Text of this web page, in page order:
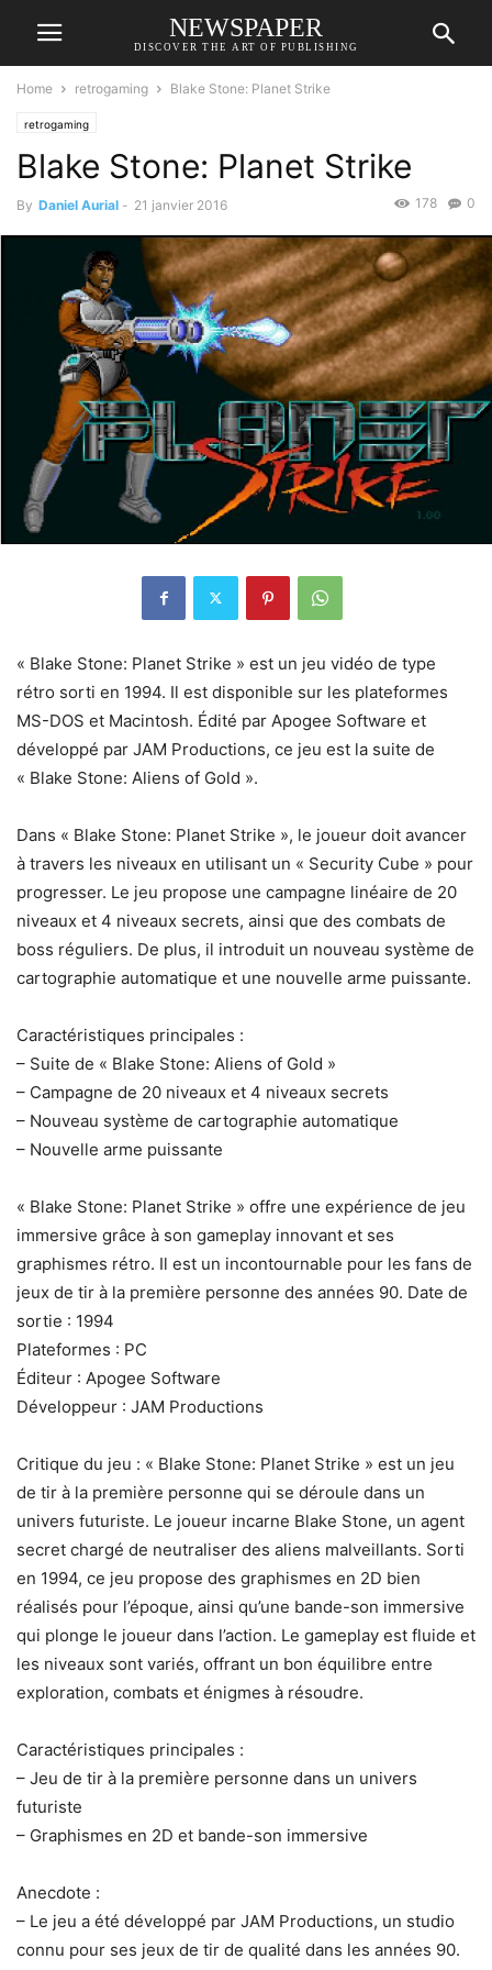
NEWSPAPER
DISCOVER THE ART OF PUBLISHING
Home retrogaming Blake Stone: Planet Strike
retrogaming
Blake Stone: Planet Strike
By Daniel Aurial - 21 janvier 2016 0
178
« Blake Stone: Planet Strike » est un jeu vidéo de type
rétro sorti en 1994. Il est disponible sur les plateformes
MS-DOS et Macintosh. Édité par Apogee Software et
développé par JAM Productions, ce jeu est la suite de
« Blake Stone: Aliens of Gold ».
Dans « Blake Stone: Planet Strike », le joueur doit avancer
à travers les niveaux en utilisant un « Security Cube » pour
progresser. Le jeu propose une campagne linéaire de 20
niveaux et 4 niveaux secrets, ainsi que des combats de
boss réguliers. De plus, il introduit un nouveau système de
cartographie automatique et une nouvelle arme puissante.
Caractéristiques principales :
– Suite de « Blake Stone: Aliens of Gold »
– Campagne de 20 niveaux et 4 niveaux secrets
– Nouveau système de cartographie automatique
– Nouvelle arme puissante
« Blake Stone: Planet Strike » offre une expérience de jeu
immersive grâce à son gameplay innovant et ses
graphismes rétro. Il est un incontournable pour les fans de
jeux de tir à la première personne des années 90. Date de
sortie : 1994
Plateformes : PC
Éditeur : Apogee Software
Développeur : JAM Productions
Critique du jeu : « Blake Stone: Planet Strike » est un jeu
de tir à la première personne qui se déroule dans un
univers futuriste. Le joueur incarne Blake Stone, un agent
secret chargé de neutraliser des aliens malveillants. Sorti
en 1994, ce jeu propose des graphismes en 2D bien
réalisés pour l’époque, ainsi qu’une bande-son immersive
qui plonge le joueur dans l’action. Le gameplay est fluide et
les niveaux sont variés, offrant un bon équilibre entre
exploration, combats et énigmes à résoudre.
Caractéristiques principales :
– Jeu de tir à la première personne dans un univers
futuriste
– Graphismes en 2D et bande-son immersive
Anecdote :
– Le jeu a été développé par JAM Productions, un studio
connu pour ses jeux de tir de qualité dans les années 90.